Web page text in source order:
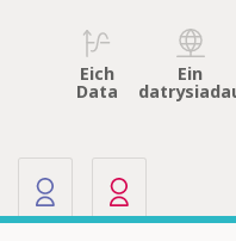
Eich
Data
Ein
gwefannau